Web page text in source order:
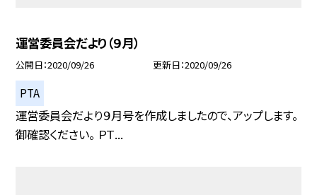
運営委員会だより（９月）
公開日 2020/09/26 更新日 2020/09/26
PTA
運営委員会だより９月号を作成しましたので、アップします。
御確認ください。 ＰＴ...